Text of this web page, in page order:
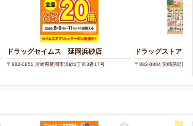
ドラッグセイムス 延岡浜砂店
〒882-0851 宮崎県延岡市浜砂1丁目3番17号
ドラッグストアコ
〒882-0864 宮崎県延岡市